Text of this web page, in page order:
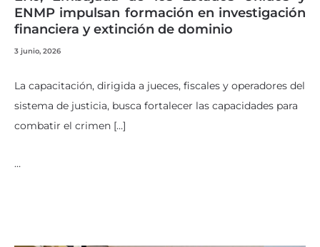
ENMP impulsan formación en investigación
financiera y extinción de dominio
3 junio, 2026
La capacitación, dirigida a jueces, fiscales y operadores del
sistema de justicia, busca fortalecer las capacidades para
combatir el crimen […]
…